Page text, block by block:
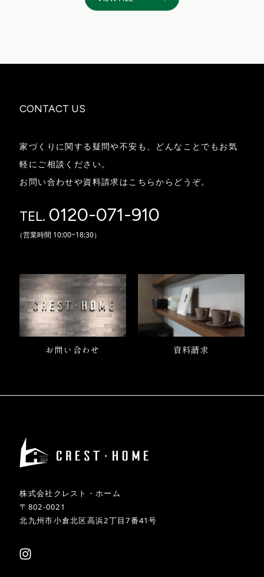
CONTACT US
家づくりに関する疑問や不安も、どんなことでもお気
軽にご相談ください。
お問い合わせや資料請求はこちらからどうぞ。
TEL. 0120-071-910
（営業時間 10:00~18:30）
お問い合わせ 資料請求
株式会社クレスト・ホーム
〒802-0021
北九州市小倉北区高浜2丁目7番41号